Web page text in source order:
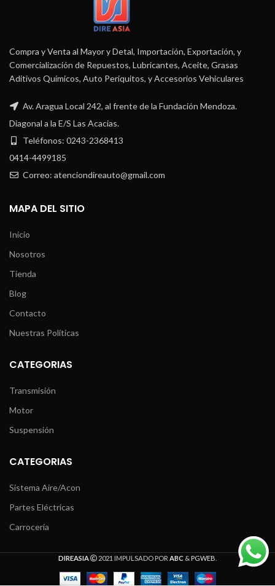
Compra y Venta al Mayor y Detal, Importación, Exportación, y
Comercialización de Repuestos, Lubricantes, Aceite, Grasas
Aditivos Químicos, Auto Periquitos, y Accesorios Vehiculares
Av. Aragua Local 242, al frente de la Fundación Mendoza.
Diagonal a la E/S Las Acacias.
Teléfonos: 0243-2368413
0414-4499185
Correo: atenciondireauto@gmail.com
MAPA DEL SITIO
Inicio
Nosotros
Tienda
Blog
Contacto
Nuestras Políticas
CATEGORIAS
Transmisión
Motor
Suspensión
CATEGORIAS
Sistema Aire/Acon
Partes Eléctricas
Carrocería
DIREASIA 2021 IMPULSADO POR ABC &PGWEB